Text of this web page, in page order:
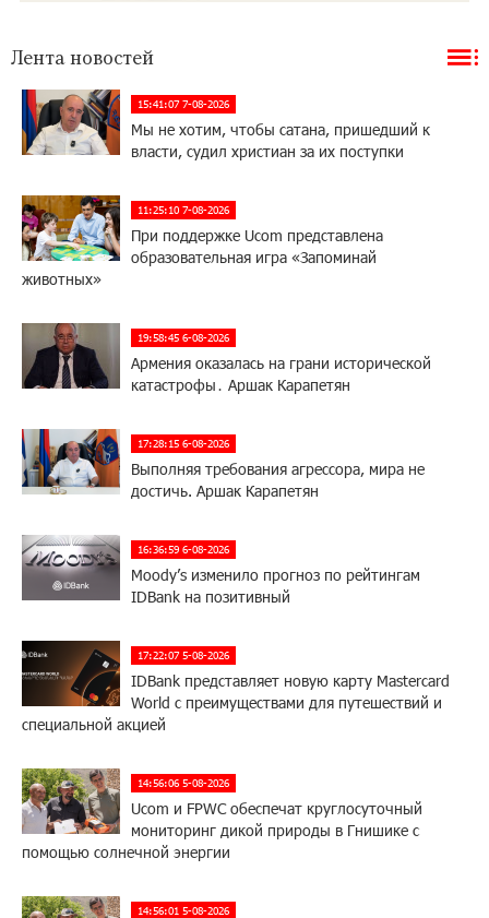
Лента новостей
15:41:07 7-08-2026
Мы не хотим, чтобы сатана, пришедший к
власти, судил христиан за их поступки
11:25:10 7-08-2026
При поддержке Ucom представлена
образовательная игра «Запоминай
животных»
19:58:45 6-08-2026
Армения оказалась на грани исторической
катастрофы․ Аршак Карапетян
17:28:15 6-08-2026
Выполняя требования агрессора, мира не
достичь. Аршак Карапетян
16:36:59 6-08-2026
Moody’s изменило прогноз по рейтингам
IDBank на позитивный
17:22:07 5-08-2026
IDBank представляет новую карту Mastercard
World с преимуществами для путешествий и
специальной акцией
14:56:06 5-08-2026
Ucom и FPWC обеспечат круглосуточный
мониторинг дикой природы в Гнишике с
помощью солнечной энергии
14:56:01 5-08-2026